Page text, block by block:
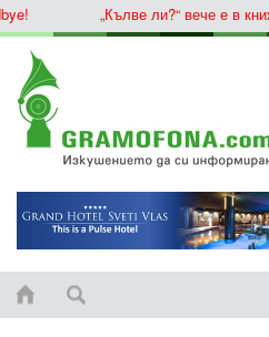
„Кълве ли?“ вече е в